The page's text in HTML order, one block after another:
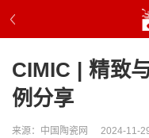
CIMIC | 精致
例分享
来源：中国陶瓷网 2024-11-